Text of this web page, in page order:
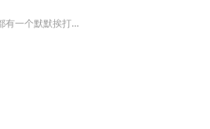
每个奥特曼背后都有一个默默挨打的小怪兽